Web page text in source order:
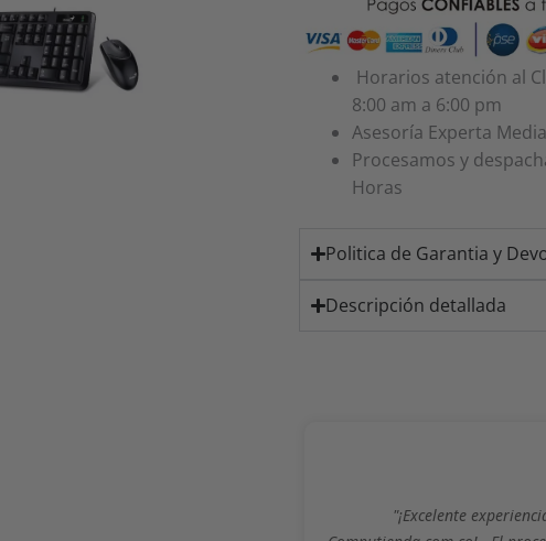
usb
cantidad
Horarios atención al
8:00 am a 6:00 pm
Asesoría Experta
Procesamos y
Horas
Politica de Garantia y
Descripción detallada
"¡Excelente